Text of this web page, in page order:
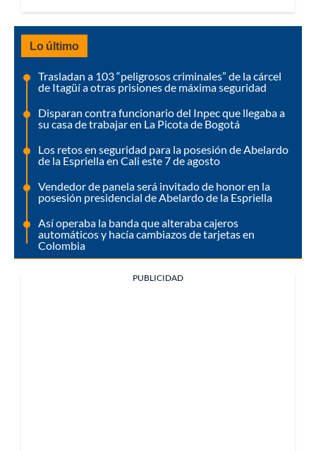
Lo último
Trasladan a 103 “peligrosos criminales” de la cárcel
de Itagüí a otras prisiones de máxima seguridad
Disparan contra funcionario del Inpec que llegaba a
su casa de trabajar en La Picota de Bogotá
Los retos en seguridad para la posesión de Abelardo
de la Espriella en Cali este 7 de agosto
Vendedor de panela será invitado de honor en la
posesión presidencial de Abelardo de la Espriella
Así operaba la banda que alteraba cajeros
automáticos y hacía cambiazos de tarjetas en
Colombia
PUBLICIDAD